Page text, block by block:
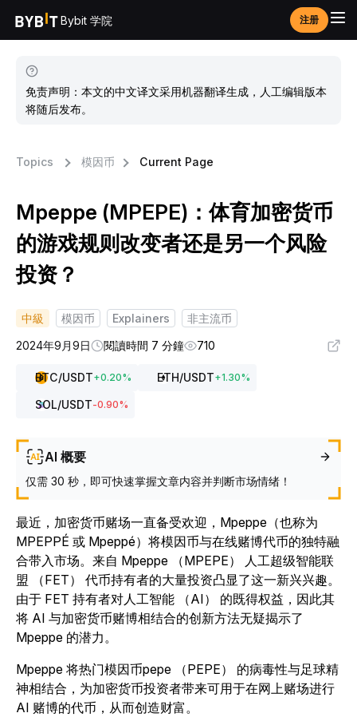
Bybit 学院 注册
免责声明：本文的中文译文采用机器翻译生成，人工编辑版本
将随后发布。
Topics 模因币 Current Page
Mpeppe (MPEPE)：体育加密货币
的游戏规则改变者还是另一个风险
投资？
中級 模因币 Explainers
非主流币
2024年9月9日
閱讀時間 7 分鐘 710
BTC/USDT+0.20% ETH/USDT+1.30%
SOL/USDT-0.90%
AI 概要
仅需 30 秒，即可快速掌握文章内容并判断市场情绪！
最近，加密货币赌场一直备受欢迎，Mpeppe（也称为
MPEPPÉ 或 Mpeppé）将模因币与在线赌博代币的独特融
合带入市场。 来自 Mpeppe （MPEPE） 人工超级智能联
盟 （FET） 代币持有者的大量投资凸显了这一新兴兴趣。
由于 FET 持有者对人工智能 （AI） 的既得权益，因此其
将 AI 与加密货币赌博相结合的创新方法无疑揭示了
Mpeppe 的潜力。
Mpeppe 将热门模因币pepe （PEPE） 的病毒性与足球精
神相结合，为加密货币投资者带来可用于在网上赌场进行
AI 赌博的代币，从而创造财富。